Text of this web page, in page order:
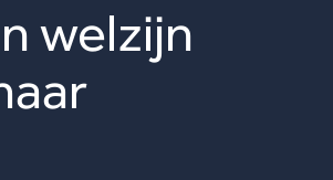
welzijn